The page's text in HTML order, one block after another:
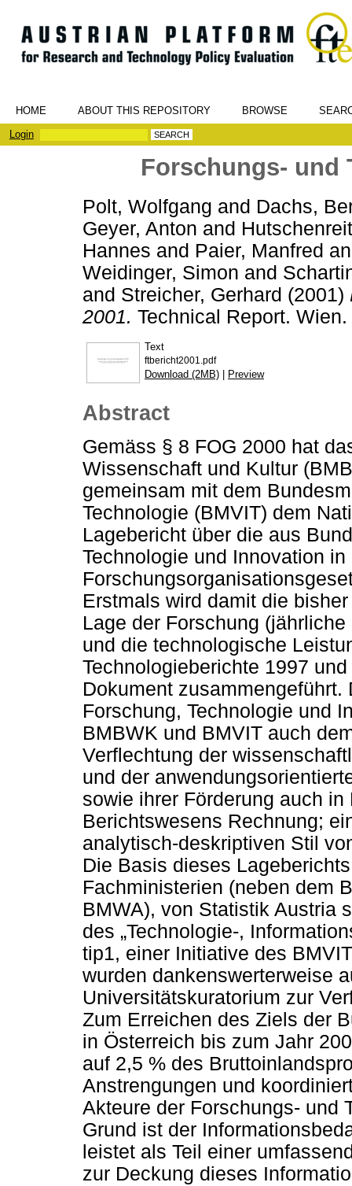
HOME ABOUT THIS REPOSITORY BROWSE
Login
Forschungs- und
Polt, Wolfgang and Dachs,
Geyer, Anton and
Hannes and Paier, Manfred
Weidinger, Simon and
and Streicher, Gerhard (2001)
2001. Technical Report. Wien.
Text
ftbericht2001.pdf
Download (2MB) | Preview
Abstract
Gemäss § 8 FOG 2000 hat
Wissenschaft und Kultur
gemeinsam mit dem
Technologie (BMVIT) dem
Lagebericht über die aus
Technologie und Innovation
Erstmals wird damit die
Lage der Forschung
und die technologische
Technologieberichte 1997
Dokument
Forschung, Technologie und
BMBWK und BMVIT auch
Verflechtung der
und der
sowie ihrer Förderung auch
Berichtswesens Rechnung;
analytisch-deskriptiven Stil
Die Basis dieses
Fachministerien (neben dem
BMWA), von Statistik Austria
des „Technologie-,
tip1, einer Initiative des
wurden dankenswerterweise
Universitätskuratorium zur
Zum Erreichen des Ziels der
in Österreich bis zum Jahr
auf 2,5 % des
Anstrengungen und
Akteure der Forschungs- und
Grund ist der
leistet als Teil einer
zur Deckung dieses